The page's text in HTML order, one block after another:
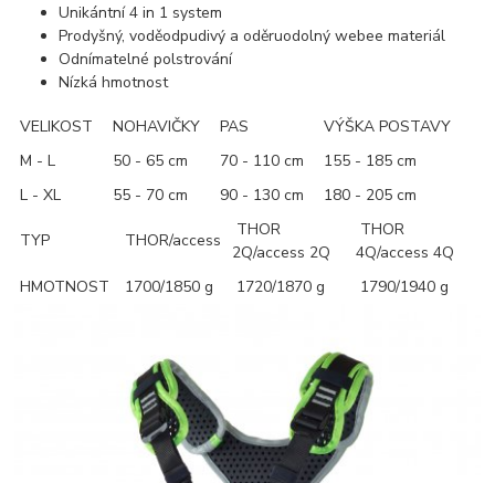
Unikántní 4 in 1 system
Prodyšný, voděodpudivý a oděruodolný webee materiál
Odnímatelné polstrování
Nízká hmotnost
VELIKOST NOHAVIČKY PAS
VÝŠKA POSTAVY
M - L
50 - 65 cm 70 - 110 cm
155 - 185 cm
L - XL
55 - 70 cm 90 - 130 cm 180 - 205 cm
TYP THOR/access
THOR
2Q/access 2Q
THOR
4Q/access 4Q
HMOTNOST
1700/1850 g 1720/1870 g 1790/1940 g